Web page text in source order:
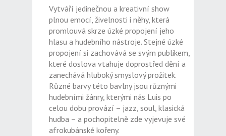
Vytváří jedinečnou a kreativní show
plnou emocí, živelnosti i něhy, která
promlouvá skrze úzké propojení jeho
hlasu a hudebního nástroje. Stejné úzké
propojení si zachovává se svým publikem,
které doslova vtahuje doprostřed dění a
zanechává hluboký smyslový prožitek.
Různé barvy této bavlny jsou různými
hudebními žánry, kterými nás Luis po
celou dobu provází – jazz, soul, klasická
hudba – a pochopitelně zde vyjevuje své
afrokubánské kořeny.